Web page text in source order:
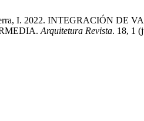
I. 2022. INTEGRACIÓN
Arquitetura Revista. 18, 1